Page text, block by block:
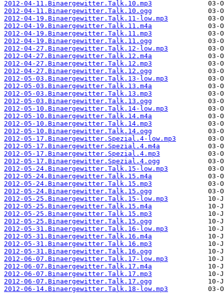
2012-04-11.Binaergewitter.Talk.10.mp3
2012-04-11.Binaergewitter.Talk.10.ogg
2012-04-19.Binaergewitter.Talk.11-low.mp3
2012-04-19.Binaergewitter.Talk.11.m4a
2012-04-19.Binaergewitter.Talk.11.mp3
2012-04-19.Binaergewitter.Talk.11.ogg
2012-04-27.Binaergewitter.Talk.12-low.mp3
2012-04-27.Binaergewitter.Talk.12.m4a
2012-04-27.Binaergewitter.Talk.12.mp3
2012-04-27.Binaergewitter.Talk.12.ogg
2012-05-03.Binaergewitter.Talk.13-low.mp3
2012-05-03.Binaergewitter.Talk.13.m4a
2012-05-03.Binaergewitter.Talk.13.mp3
2012-05-03.Binaergewitter.Talk.13.ogg
2012-05-10.Binaergewitter.Talk.14-low.mp3
2012-05-10.Binaergewitter.Talk.14.m4a
2012-05-10.Binaergewitter.Talk.14.mp3
2012-05-10.Binaergewitter.Talk.14.ogg
2012-05-17.Binaergewitter.Spezial.4-low.mp3
2012-05-17.Binaergewitter.Spezial.4.m4a
2012-05-17.Binaergewitter.Spezial.4.mp3
2012-05-17.Binaergewitter.Spezial.4.ogg
2012-05-24.Binaergewitter.Talk.15-low.mp3
2012-05-24.Binaergewitter.Talk.15.m4a
2012-05-24.Binaergewitter.Talk.15.mp3
2012-05-24.Binaergewitter.Talk.15.ogg
2012-05-25.Binaergewitter.Talk.15-low.mp3
2012-05-25.Binaergewitter.Talk.15.m4a
2012-05-25.Binaergewitter.Talk.15.mp3
2012-05-25.Binaergewitter.Talk.15.ogg
2012-05-31.Binaergewitter.Talk.16-low.mp3
2012-05-31.Binaergewitter.Talk.16.m4a
2012-05-31.Binaergewitter.Talk.16.mp3
2012-05-31.Binaergewitter.Talk.16.ogg
2012-06-07.Binaergewitter.Talk.17-low.mp3
2012-06-07.Binaergewitter.Talk.17.m4a
2012-06-07.Binaergewitter.Talk.17.mp3
2012-06-07.Binaergewitter.Talk.17.ogg
2012-06-14.Binaergewitter.Talk.18-low.mp3